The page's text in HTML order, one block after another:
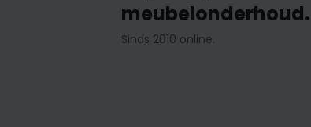
meubelonderhoud.
Sinds 2010 online.